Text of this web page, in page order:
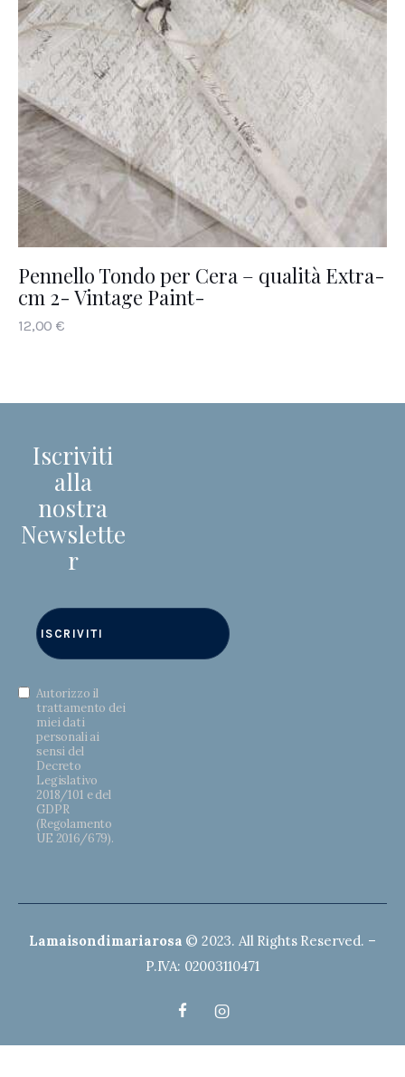
Pennello Tondo per Cera – qualità Extra-
cm 2- Vintage Paint-
12,00 €
Iscriviti
alla
nostra
Newslette
r
Autorizzo il
trattamento dei
miei dati
personali ai
sensi del
Decreto
Legislativo
2018/101 e del
GDPR
(Regolamento
UE 2016/679).
Lamaisondimariarosa © 2023. All Rights Reserved. –
P.IVA: 02003110471